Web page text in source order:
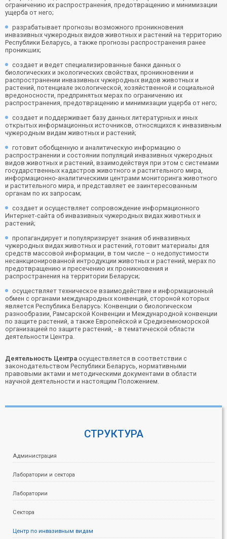
ограничению их распространения, предотвращению и минимизации
ущерба от него;
разрабатывает прогнозы возможного проникновения
инвазивных чужеродных видов животных и растений на территорию
Республики Беларусь, а также прогнозы распространения ранее
проникших;
создает и ведет специализированные банки данных о
биологических и экологических свойствах, проникновении и
распространении инвазивных чужеродных видов животных и
растений, потенциале экологической, хозяйственной и социальной
вредоносности, предпринятых мерах по ограничению их
распространения, предотвращению и минимизации ущерба от него;
создает и поддерживает базу данных литературных и иных
открытых информационных источников, относящихся к инвазивным
чужеродным видам животных и растений;
готовит обобщенную и аналитическую информацию о
распространении и состоянии популяций инвазивных чужеродных
видов животных и растений, взаимодействуя при этом с системами
государственных кадастров животного и растительного мира,
информационно-аналитическими центрами мониторинга животного
и растительного мира, и представляет ее заинтересованным
органам по их запросам;
создает и осуществляет сопровождение информационного
Интернет-сайта об инвазивных чужеродных видах животных и
растений;
пропагандирует и популяризирует знания об инвазивных
чужеродных видах животных и растений, готовит материалы для
средств массовой информации, в том числе – о недопустимости
несанкционированной интродукции животных и растений, мерах по
предотвращению и пресечению их проникновения и
распространения на территории Беларуси;
осуществляет техническое взаимодействие и информационный
обмен с органами международных конвенций, стороной которых
является Республика Беларусь: Конвенции о биологическом
разнообразии, Рамсарской Конвенции и Международной конвенции
по защите растений, а также Европейской и Средиземноморской
организацией по защите растений, - в тематической области
деятельности Центра.
Деятельность Центра осуществляется в соответствии с
законодательством Республики Беларусь, нормативными
правовыми актами и методическими документами в области
научной деятельности и настоящим Положением.
СТРУКТУРА
Администрация
Лаборатории и сектора
Лаборатории
Сектора
Центр по инвазивным видам